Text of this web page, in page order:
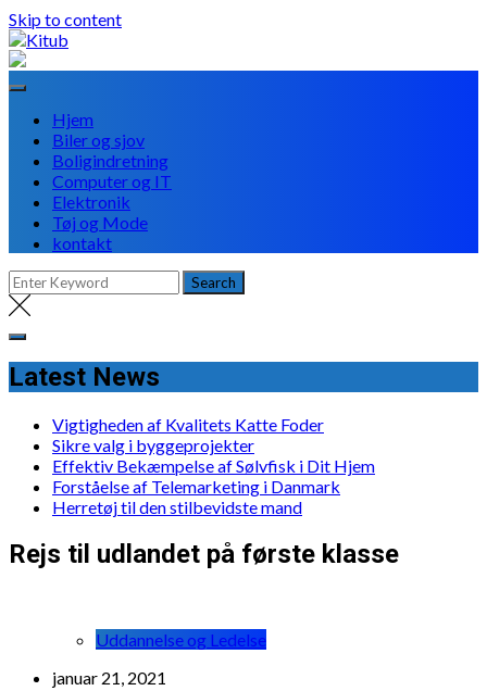
Skip to content
Hjem
Biler og sjov
Boligindretning
Computer og IT
Elektronik
Tøj og Mode
kontakt
Latest News
Vigtigheden af Kvalitets Katte Foder
Sikre valg i byggeprojekter
Effektiv Bekæmpelse af Sølvfisk i Dit Hjem
Forståelse af Telemarketing i Danmark
Herretøj til den stilbevidste mand
Rejs til udlandet på første klasse
Uddannelse og Ledelse
januar 21, 2021